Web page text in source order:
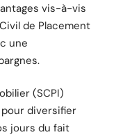
vis-à-vis
de Placement
une
(SCPI)
diversifier
jours du fait